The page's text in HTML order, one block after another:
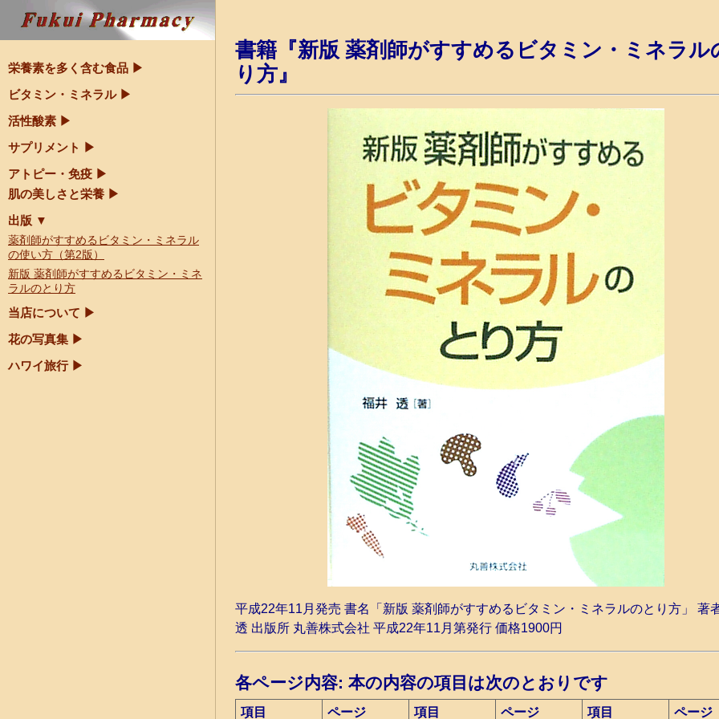
栄養素を多く含む食品 ▶
ビタミン・ミネラル ▶
活性酸素 ▶
サプリメント ▶
アトピー・免疫 ▶
肌の美しさと栄養 ▶
出版 ▼
薬剤師がすすめるビタミン・ミネラル
の使い方（第2版）
新版 薬剤師がすすめるビタミン・ミネ
ラルのとり方
当店について ▶
花の写真集 ▶
ハワイ旅行 ▶
書籍『新版 薬剤師がすすめるビタミン・ミネラル
り方』
平成22年11月発売 書名「新版 薬剤師がすすめるビタミン・ミネラルのとり方」 著
透 出版所 丸善株式会社 平成22年11月第発行 価格1900円
各ページ内容: 本の内容の項目は次のとおりです
項目 ページ 項目 ページ 項目 ページ